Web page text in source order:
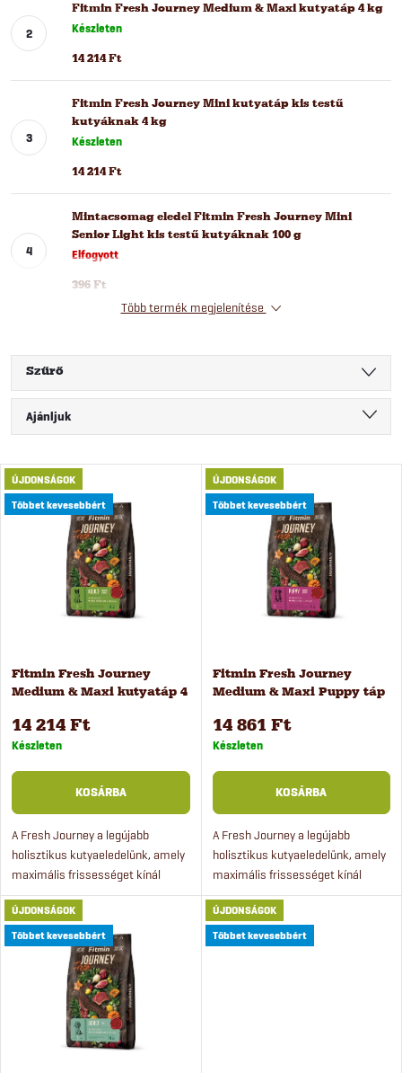
Fitmin Fresh Journey Medium & Maxi kutyatáp 4 kg
Készleten
14 214 Ft
Fitmin Fresh Journey Mini kutyatáp kis testű
kutyáknak 4 kg
Készleten
14 214 Ft
Mintacsomag eledel Fitmin Fresh Journey Mini
Senior Light kis testű kutyáknak 100 g
Elfogyott
396 Ft
Több termék megjelenítése
Szűrő
T
e
r
e
k
r
e
n
d
e
Ajánljuk
Legdrágább
Legnépszerűbb termékek
ABC szerint
T
é
k
e
k
l
i
s
ÚJDONSÁGOK
Többet kevesebbért
Fitmin Fresh Journey
Medium & Maxi kutyatáp 4
14 214 Ft
Készleten
KOSÁRBA
A Fresh Journey a legújabb
holisztikus kutyaeledelünk, amely
maximális frissességet kínál
(akár 80%-kal frissebb, mint a
hagyományos száraztápok), és
kiemelkedő minőséget biztosít.
ÚJDONSÁGOK
Többet kevesebbért
Fitmin Fresh Journey
Medium & Maxi Puppy táp
14 861 Ft
Készleten
KOSÁRBA
A Fresh Journey a legújabb
holisztikus kutyaeledelünk, amely
maximális frissességet kínál
(akár 80%-kal frissebb, mint a
hagyományos száraztápok), és
kiemelkedő minőséget...
ÚJDONSÁGOK
Többet kevesebbért
ÚJDONSÁGOK
Többet kevesebbért